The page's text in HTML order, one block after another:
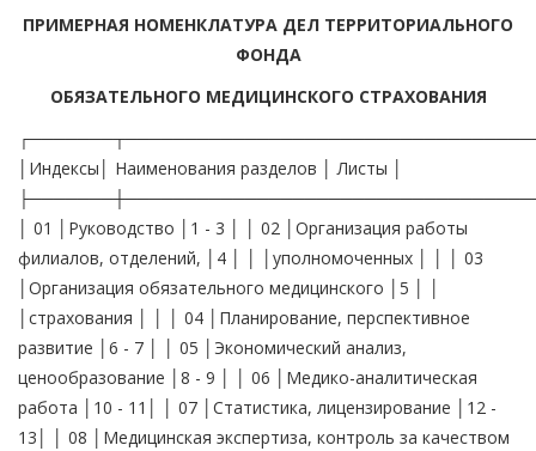
ПРИМЕРНАЯ НОМЕНКЛАТУРА ДЕЛ ТЕРРИТОРИАЛЬНОГО
ФОНДА
ОБЯЗАТЕЛЬНОГО МЕДИЦИНСКОГО СТРАХОВАНИЯ
│Индексы│ Наименования разделов │ Листы │
│ 01 │Руководство │1 - 3 │ │ 02 │Организация работы
филиалов, отделений, │4 │ │ │уполномоченных │ │ │ 03
│Организация обязательного медицинского │5 │ │
│страхования │ │ │ 04 │Планирование, перспективное
развитие │6 - 7 │ │ 05 │Экономический анализ,
ценообразование │8 - 9 │ │ 06 │Медико-аналитическая
работа │10 - 11│ │ 07 │Статистика, лицензирование │12 -
13│ │ 08 │Медицинская экспертиза, контроль за качеством